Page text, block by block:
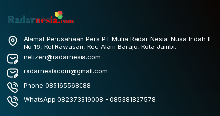
Alamat Perusahaan Pers PT Mulia Radar Nesia: Nusa Indah II
No 16, Kel Rawasari, Kec Alam Barajo, Kota Jambi.
netizen@radarnesia.com
radarnesiacom@gmail.com
Phone 085165568088
WhatsApp 082373319008 - 085381827578